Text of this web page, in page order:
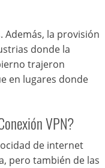
Además, la provisión
donde la
trajeron
en lugares donde
VPN?
de internet
pero también de las